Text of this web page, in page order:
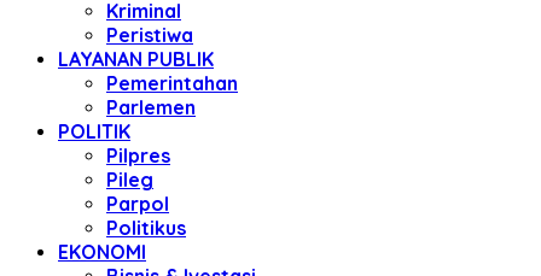
Kriminal
Peristiwa
LAYANAN PUBLIK
Pemerintahan
Parlemen
POLITIK
Pilpres
Pileg
Parpol
Politikus
EKONOMI